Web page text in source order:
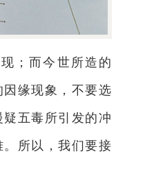
；而今世所造的
缘现象，不要选
五毒所引发的冲
所以，我们要接